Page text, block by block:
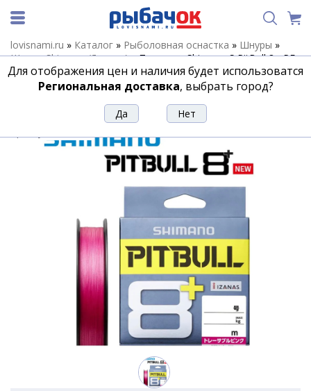
lovisnami.ru » Каталог » Рыболовная оснастка » Шнуры »
Шнуры Shimano (Япония)»Плетенка Shimano S PitBull 8+ PE
2.0 150m Pink
Плетенка Shimano S PitBull 8+ PE 2.0
Для отображения цен и наличия будет использоватся
Региональная доставка, выбрать город?